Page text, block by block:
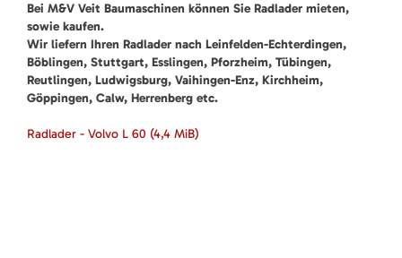
Bei M&V Veit Baumaschinen können Sie Radlader mieten,
sowie kaufen.
Wir liefern Ihren Radlader nach Leinfelden-Echterdingen,
Böblingen, Stuttgart, Esslingen, Pforzheim, Tübingen,
Reutlingen, Ludwigsburg, Vaihingen-Enz, Kirchheim,
Göppingen, Calw, Herrenberg etc.
Radlader - Volvo L 60 (4,4 MiB)